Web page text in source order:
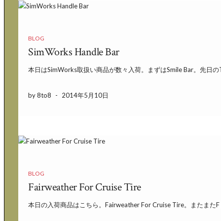
BLOG
SimWorks Handle Bar
本日はSimWorks取扱い商品が数々入荷。まずはSmile Bar。先日
by 8to8 - 2014年5月10日
BLOG
Fairweather For Cruise Tire
本日の入荷商品はこちら。Fairweather For Cruise Tire。またまたF